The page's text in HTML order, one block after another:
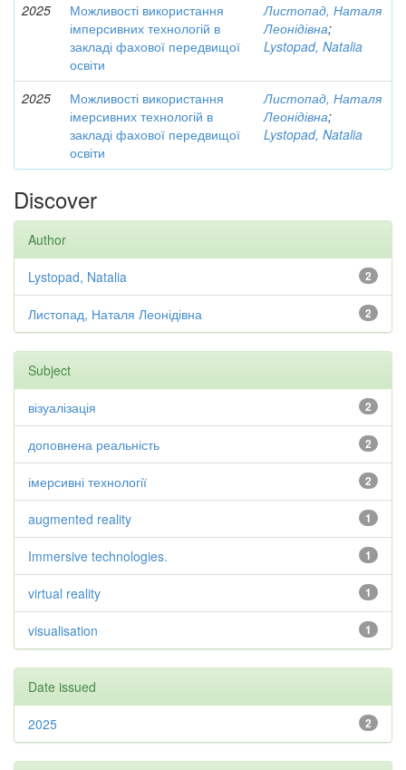
2025
Можливості використання
імперсивних технологій в
закладі фахової передвищої
освіти
Листопад, Наталя
Леонідівна;
Lystopad, Natalia
2025
Можливості використання
імерсивних технологій в
закладі фахової передвищої
освіти
Листопад, Наталя
Леонідівна;
Lystopad, Natalia
Discover
Author
2
Lystopad, Natalia
2
Листопад, Наталя Леонідівна
Subject
2
візуалізація
2
доповнена реальність
2
імерсивні технології
1
augmented reality
1
Immersive technologies.
1
virtual reality
1
visualisation
Date issued
2
2025